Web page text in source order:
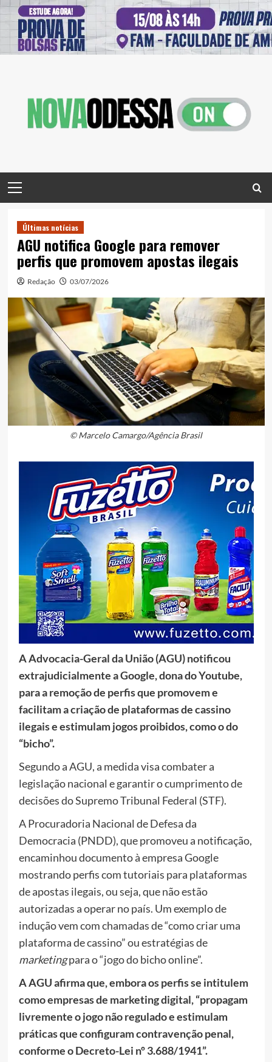
Menu
Últimas notícias
AGU notifica Google para remover
perfis que promovem apostas ilegais
Redação 03/07/2026
© Marcelo Camargo/Agência Brasil
A Advocacia-Geral da União (AGU) notificou
extrajudicialmente a Google, dona do Youtube,
para a remoção de perfis que promovem e
facilitam a criação de plataformas de cassino
ilegais e estimulam jogos proibidos, como o do
“bicho”.
Segundo a AGU, a medida visa combater a
legislação nacional e garantir o cumprimento de
decisões do Supremo Tribunal Federal (STF).
A Procuradoria Nacional de Defesa da
Democracia (PNDD), que promoveu a notificação,
encaminhou documento à empresa Google
mostrando perfis com tutoriais para plataformas
de apostas ilegais, ou seja, que não estão
autorizadas a operar no país. Um exemplo de
indução vem com chamadas de “como criar uma
plataforma de cassino” ou estratégias de
marketingpara o “jogo do bicho online”.
A AGU afirma que, embora os perfis se intitulem
como empresas de marketing digital, “propagam
livremente o jogo não regulado e estimulam
práticas que configuram contravenção penal,
conforme o Decreto-Lei nº 3.688/1941”.